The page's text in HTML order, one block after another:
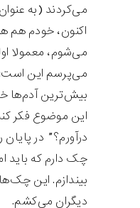
می‌کردند (به
اکنون، خودم هم
می‌شوم، معمولا
می‌پرسم این است:
بیش‌ترین آدم‌ها
این موضوع فکر
درآورم؟” در
چک دارم که باید
بیندازم. این
دیگران می‌کشم.